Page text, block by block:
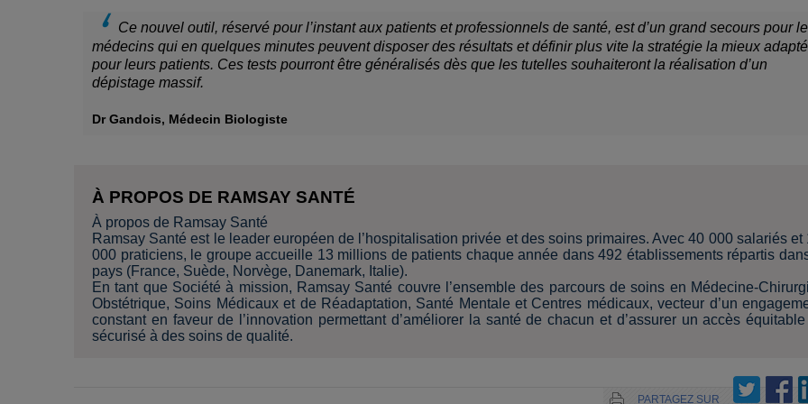
Ce nouvel outil, réservé pour l’instant aux patients et professionnels de santé, est d’un grand secours pour
médecins qui en quelques minutes peuvent disposer des résultats et définir plus vite la stratégie la mieux
pour leurs patients. Ces tests pourront être généralisés dès que les tutelles souhaiteront la réalisation d’un
dépistage massif.
Dr Gandois, Médecin Biologiste
À PROPOS DE RAMSAY SANTÉ
À propos de Ramsay Santé
Ramsay Santé est le leader européen de l’hospitalisation privée et des soins primaires. Avec 40 000 salariés et
000 praticiens, le groupe accueille 13 millions de patients chaque année dans 492 établissements répartis
pays (France, Suède, Norvège, Danemark, Italie).
En tant que Société à mission, Ramsay Santé couvre l’ensemble des parcours de soins en Médecine-
Obstétrique, Soins Médicaux et de Réadaptation, Santé Mentale et Centres médicaux, vecteur d’un
constant en faveur de l’innovation permettant d’améliorer la santé de chacun et d’assurer un accès
sécurisé à des soins de qualité.
PARTAGEZ SUR